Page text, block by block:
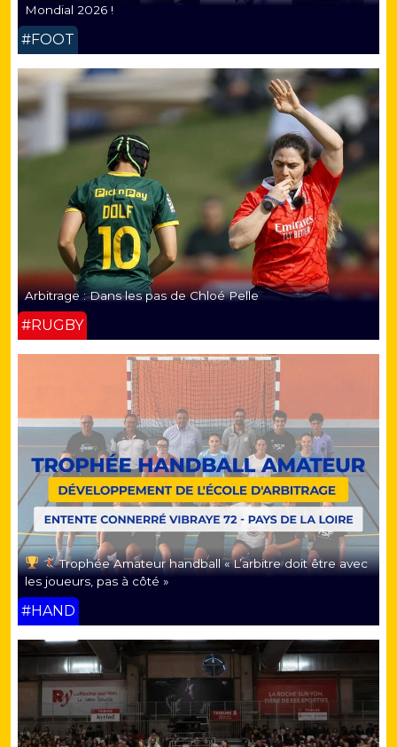
Mondial 2026 !
#FOOT
Arbitrage : Dans les pas de Chloé Pelle
#RUGBY
Trophée Amateur handball « L’arbitre doit être avec
les joueurs, pas à côté »
#HAND